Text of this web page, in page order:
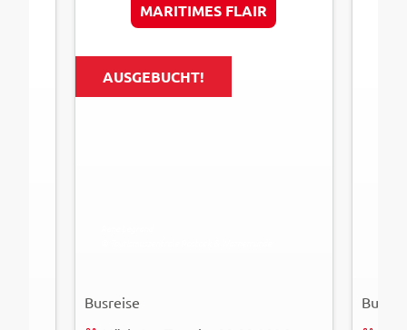
MARITIMES FLAIR
AUSGEBUCHT!
Busreise